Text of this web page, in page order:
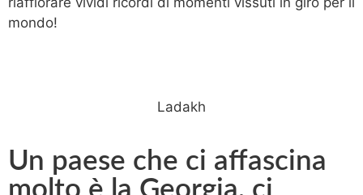
mondo!
Ladakh
Un paese che ci affascina